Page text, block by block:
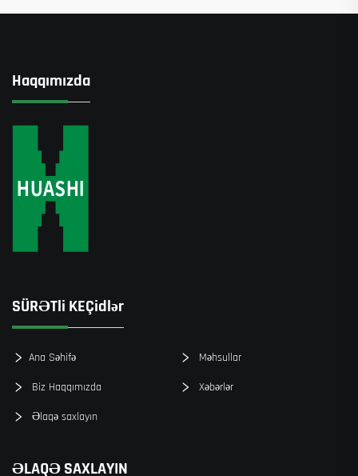
Haqqımızda
SÜRƏTli KEÇidlər
Ana Səhifə Məhsullar
Biz Haqqımızda Xəbərlər
Əlaqə saxlayın
ƏLAQƏ SAXLAYIN